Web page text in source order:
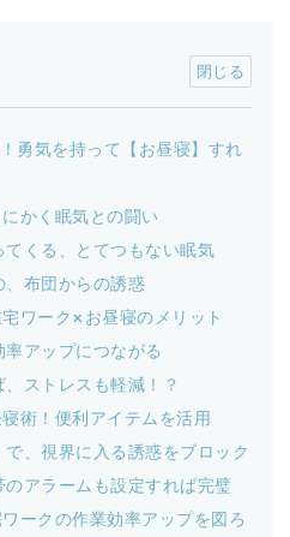
勇気を持って【お昼寝】すれ
かく眠気との闘い
くる、とてつもない眠気
布団からの誘惑
ワーク×お昼寝のメリット
アップにつながる
ストレスも軽減！？
術！便利アイテムを活用
で、視界に入る誘惑をブロック
アラームも設定すれば完璧
ークの作業効率アップを図ろ